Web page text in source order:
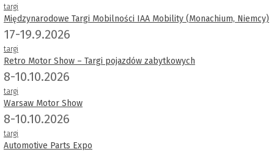
targi
Międzynarodowe Targi Mobilności IAA Mobility (Monachium, Niemcy)
17-19.9.2026
targi
Retro Motor Show – Targi pojazdów zabytkowych
8-10.10.2026
targi
Warsaw Motor Show
8-10.10.2026
targi
Automotive Parts Expo